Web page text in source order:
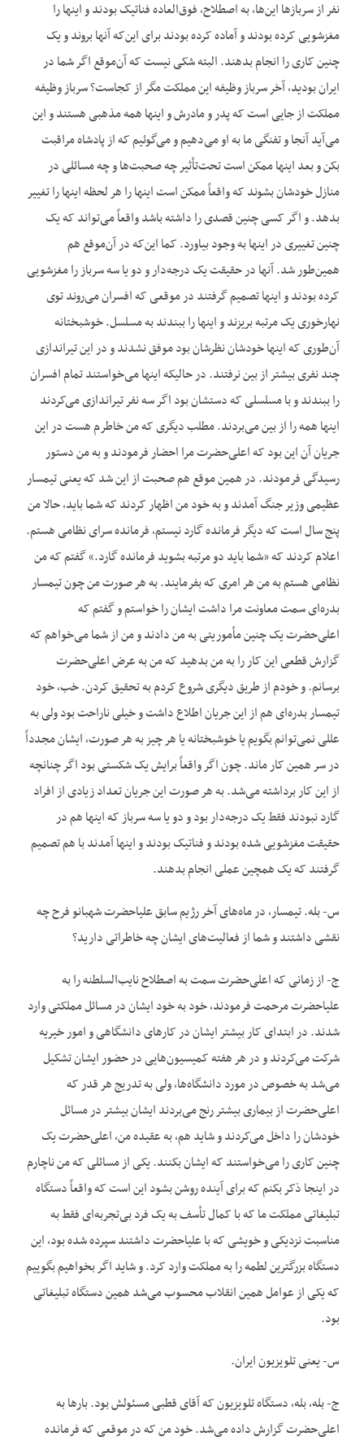
نفر از سربازها این‌ها، به اصطلاح، فوق‌العاده فناتیک بودند و اینها را
مغزشویی کرده بودند و آماده کرده بودند برای این‌که آنها بروند و یک
چنین کاری را انجام بدهند. البته شکی نیست که آن‌موقع اگر شما در
ایران بودید، آخر سرباز وظیفه این مملکت مگر از کجاست؟ سرباز وظیفه
مملکت از جایی است که پدر و مادرش و اینها همه مذهبی هستند و این
می‌آید آنجا و تفنگی ما به او می‌دهیم و می‌گوئیم که از پادشاه مراقبت
بکن و بعد اینها ممکن است تحت‌تأثیر چه صحبت‌ها و چه مسائلی در
منازل خودشان بشوند که واقعاً ممکن است اینها را هر لحظه اینها را تغییر
بدهد. و اگر کسی چنین قصدی را داشته باشد واقعاً می‌تواند که یک
چنین تغییری در اینها به وجود بیاورد. کما این‌که در آن‌موقع هم
همین‌طور شد. آنها در حقیقت یک درجه‌دار و دو یا سه سرباز را مغزشویی
کرده بودند و اینها تصمیم گرفتند در موقعی که افسران می‌روند توی
نهارخوری یک مرتبه بریزند و اینها را ببندند به مسلسل. خوشبختانه
آن‌طوری که اینها خودشان نظرشان بود موفق نشدند و در این تیراندازی
چند نفری بیشتر از بین نرفتند. در حالیکه اینها می‌خواستند تمام افسران
را ببندند و با مسلسلی که دستشان بود اگر سه نفر تیراندازی می‌کردند
اینها همه را از بین می‌بردند. مطلب دیگری که من خاطرم هست در این
جریان آن این بود که اعلی‌حضرت مرا احضار فرمودند و به من دستور
رسیدگی فرمودند. در همین موقع هم صحبت از این شد که یعنی تیمسار
عظیمی وزیر جنگ آمدند و به خود من اظهار کردند که شما باید، حالا من
پنج سال است که دیگر فرمانده گارد نیستم، فرمانده سرای نظامی هستم.
اعلام کردند که «شما باید دو مرتبه بشوید فرمانده گارد.» گفتم که من
نظامی هستم به من هر امری که بفرمایند. به هر صورت من چون تیمسار
بدره‌ای سمت معاونت مرا داشت ایشان را خواستم و گفتم که
اعلی‌حضرت یک چنین مأموریتی به من دادند و من از شما می‌خواهم که
گزارش قطعی این کار را به من بدهید که من به عرض اعلی‌حضرت
برسانم. و خودم از طریق دیگری شروع کردم به تحقیق کردن. خب، خود
تیمسار بدره‌ای هم از این جریان اطلاع داشت و خیلی ناراحت بود ولی به
عللی نمی‌توانم بگویم یا خوشبختانه یا هر چیز به هر صورت، ایشان مجدداً
در سر همین کار ماند. چون اگر واقعاً برایش یک شکستی بود اگر چنانچه
از این کار برداشته می‌شد. به هر صورت این جریان تعداد زیادی از افراد
گارد نبودند فقط یک درجه‌دار بود و دو یا سه سرباز که اینها هم در
حقیقت مغزشویی شده بودند و فناتیک بودند و اینها آمدند با هم تصمیم
گرفتند که یک همچین عملی انجام بدهند.
س- بله. تیمسار، در ماه‌‌های آخر رژیم سابق علیاحضرت شهبانو فرح چه
نقشی داشتند و شما از فعالیت‌‌های ایشان چه خاطراتی دارید؟
ج- از زمانی که اعلی‌حضرت سمت به اصطلاح نایب‌السلطنه را به
علیاحضرت مرحمت فرمودند، خود به خود ایشان در مسائل مملکتی وارد
شدند. در ابتدای کار بیشتر ایشان در کار‌های دانشگاهی و امور خیریه
شرکت می‌کردند و در هر هفته کمیسیون‌‌هایی در حضور ایشان تشکیل
می‌شد به خصوص در مورد دانشگاه‌ها، ولی به تدریج هر قدر که
اعلی‌حضرت از بیماری بیشتر رنج می‌بردند ایشان بیشتر در مسائل
خودشان را داخل می‌کردند و شاید هم، به عقیده من، اعلی‌حضرت یک
چنین کاری را می‌خواستند که ایشان بکنند. یکی از مسائلی که من ناچارم
در اینجا ذکر بکنم که برای آینده روشن بشود این است که واقعاً دستگاه
تبلیغاتی مملکت ما که با کمال تأسف به یک فرد بی‌تجربه‌ای فقط به
مناسبت نزدیکی و خویشی که با علیاحضرت داشتند سپرده شده بود، این
دستگاه بزرگترین لطمه را به مملکت وارد کرد. و شاید اگر بخواهیم بگوییم
که یکی از عوامل همین انقلاب محسوب می‌شد همین دستگاه تبلیغاتی
بود.
س- یعنی تلویزیون ایران.
ج- بله، بله، دستگاه تلویزیون که آقای قطبی مسئولش بود. بارها به
اعلی‌حضرت گزارش داده می‌شد. خود من که در موقعی که فرمانده